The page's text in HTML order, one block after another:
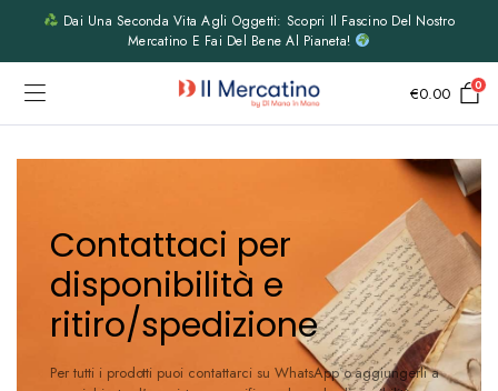
Dai Una Seconda Vita Agli Oggetti: Scopri Il Fascino Del Nostro
Mercatino E Fai Del Bene Al Pianeta!
€0.00 0
Contattaci per
disponibilità e
ritiro/spedizione
Per tutti i prodotti puoi contattarci su WhatsApp o aggiungerli a